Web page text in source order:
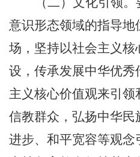
意识形态领域的指导地
场，坚持以社会主义核
设，传承发展中华优秀
主义核心价值观来引领
信教群众，弘扬中华
进步、和平宽容等观念